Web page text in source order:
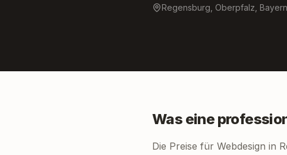
Regensburg, Oberpfalz, Bayern
Was eine
Die Preise für Webdesign in